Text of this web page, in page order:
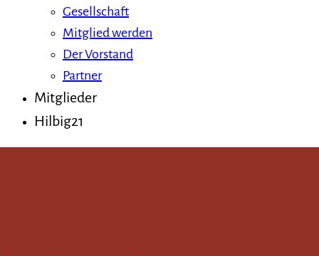
Gesellschaft
Mitglied werden
Der Vorstand
Partner
Mitglieder
Hilbig21